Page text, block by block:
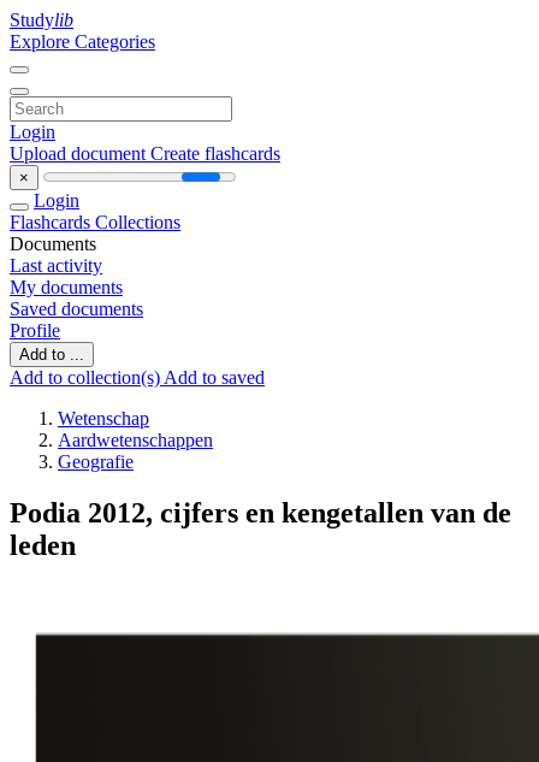
Studylib
Explore Categories
Login
Upload document Create flashcards
×
Login
Flashcards Collections
Documents
Last activity
My documents
Saved documents
Profile
Add to ...
Add to collection(s) Add to saved
Wetenschap
Aardwetenschappen
Geografie
Podia 2012, cijfers en kengetallen van de
leden